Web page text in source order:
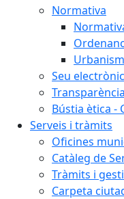
Normativa
Seu
Transparència
Bústia ètica -
Serveis i tràmits
Oficines
Catàleg de
Tràmits i
Carpeta